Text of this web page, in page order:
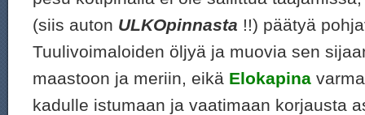
(siis auton ULKOpinnasta !!) päätyä
Tuulivoimaloiden öljyä ja muovia sen
maastoon ja meriin, eikä Elokapina
kadulle istumaan ja vaatimaan korjausta